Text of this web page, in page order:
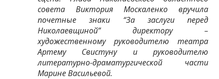
совета Виктория Москаленко вручила
почетные знаки “За заслуги перед
Николаевщиной” директору –
художественному руководителю театра
Артему Свистуну и руководителю
литературно-драматургической части
Марине Васильевой.